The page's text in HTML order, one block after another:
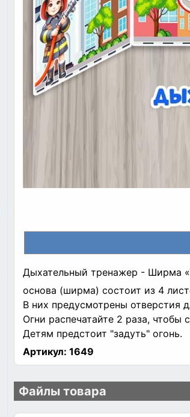
Дыхательный тренажер - Ширма
основа (ширма) состоит из 4
В них предусмотрены отверстия
Огни распечатайте 2 раза, чтобы
Детям предстоит "задуть" огонь.
Артикул: 1649
Файлы товара